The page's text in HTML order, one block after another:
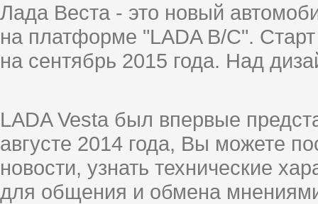
Лада Веста - это новый
на платформе "LADA B/C".
на сентябрь 2015 года. Над
LADA Vesta был впервые
августе 2014 года, Вы можете
новости, узнать технические
для общения и обмена